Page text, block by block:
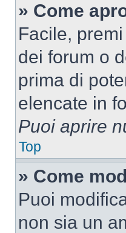
» Come
Facile,
dei forum o
prima di
elencate in
Puoi aprire
Top
» Come
Puoi
non sia un